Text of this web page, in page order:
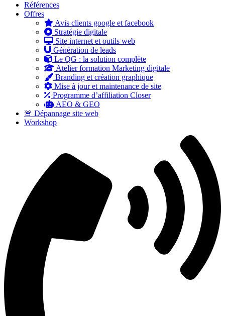
Références
Offres
Avis clients google et facebook
Stratégie digitale
Site internet et outils web
Génération de leads
Le QG : la solution complète
Atelier formation Marketing digitale
Branding et création graphique
Mise à jour et maintenance de site
Programme d’affiliation Closer
AEO & GEO
🚨 Dépannage site web
Workshop